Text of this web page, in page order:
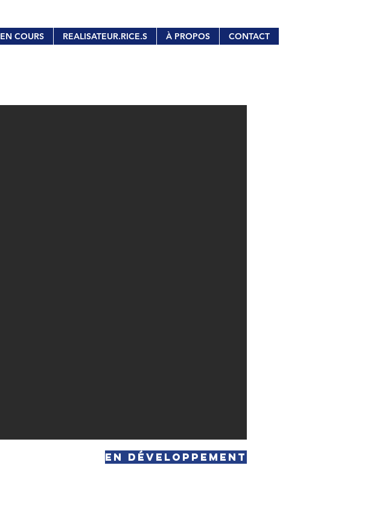
EN COURS REALISATEUR.RICE.S À PROPOS CONTACT
En développement